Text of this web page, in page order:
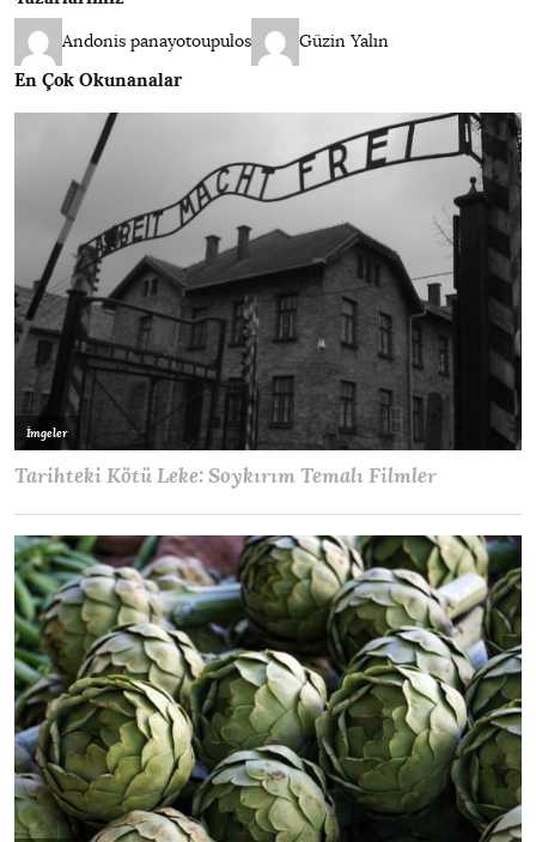
Andonis panayotoupulos Güzin Yalın
En Çok Okunanalar